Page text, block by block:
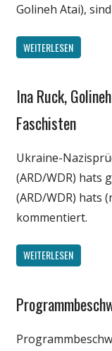
Golineh Atai),
WEITERLESEN
Gesellschaft
Politik
Webfundstück
Ina Ruck,
Faschisten
Ukraine-
(ARD/WDR) hats
(ARD/WDR) hats
kommentiert.
WEITERLESEN
Gesellschaft
Medien